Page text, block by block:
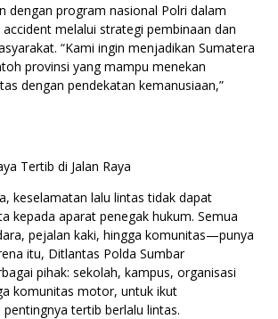
dengan program nasional Polri dalam
melalui strategi pembinaan dan
“Kami ingin menjadikan Sumatera
provinsi yang mampu menekan
dengan pendekatan kemanusiaan,”
Tertib di Jalan Raya
keselamatan lalu lintas tidak dapat
kepada aparat penegak hukum. Semua
pejalan kaki, hingga komunitas—punya
itu, Ditlantas Polda Sumbar
pihak: sekolah, kampus, organisasi
komunitas motor, untuk ikut
tertib berlalu lintas.